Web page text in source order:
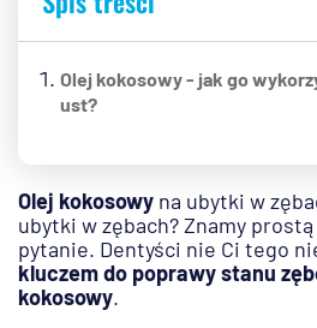
Olej kokosowy - jak go
ust?
Olej kokosowy na ubytki w
ubytki w zębach? Znamy
pytanie. Dentyści nie Ci tego
kluczem do poprawy stanu
kokosowy.